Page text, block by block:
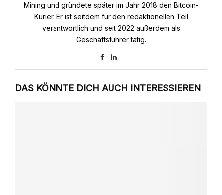
Mining und gründete später im Jahr 2018 den Bitcoin-
Kurier. Er ist seitdem für den redaktionellen Teil
verantwortlich und seit 2022 außerdem als
Geschäftsführer tätig.
DAS KÖNNTE DICH AUCH INTERESSIEREN